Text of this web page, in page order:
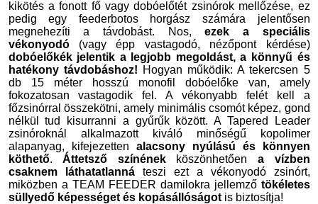
kikötés a fonott fő vagy dobóelőtét zsinórok mellőzése, ez
pedig egy feederbotos horgász számára jelentősen
megnehezíti a távdobást. Nos,ezek a
speciális
vékonyodó(vagy épp vastagodó, nézőpont kérdése)
dobóelőkék jelentik a legjobb megoldást, a könnyű és
hatékony távdobáshoz! Hogyan működik: A tekercsen 5
db 15 méter hosszú monofil dobóelőke van, amely
fokozatosan vastagodik fel. A vékonyabb felét kell a
főzsinórral összekötni, amely minimális csomót képez, gond
nélkül tud kisurranni a gyűrűk között. A Tapered Leader
zsinóroknál alkalmazott kiváló minőségű kopolimer
alapanyag, kifejezetten alacsony nyúlású és könnyen
köthető.Áttetsző színénekköszönhetően a vízben
csaknem láthatatlannáteszi ezt a vékonyodó zsinórt,
miközben a TEAM FEEDER damilokra jellemző tökéletes
süllyedő képességet és kopásállóságotis biztosítja!